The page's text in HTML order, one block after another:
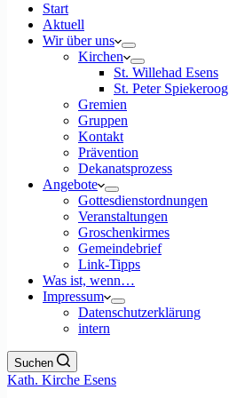
Start
Aktuell
Wir über uns
Kirchen
St. Willehad Esens
St. Peter Spiekeroog
Gremien
Gruppen
Kontakt
Prävention
Dekanatsprozess
Angebote
Gottesdienstordnungen
Veranstaltungen
Groschenkirmes
Gemeindebrief
Link-Tipps
Was ist, wenn…
Impressum
Datenschutzerklärung
intern
Suchen
Kath. Kirche Esens